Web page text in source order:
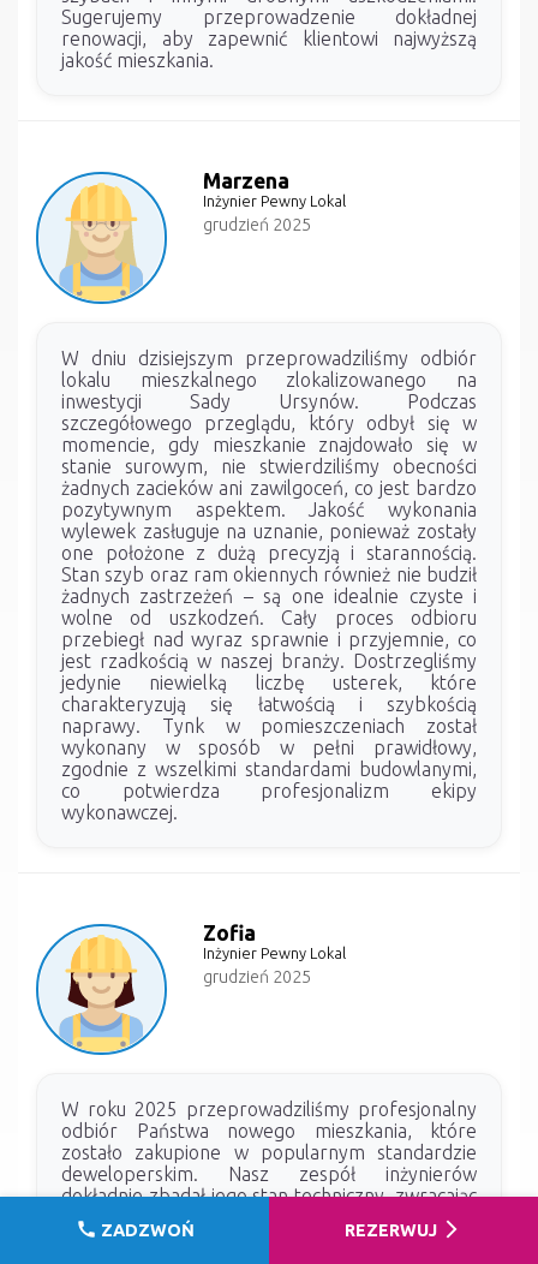
Sugerujemy przeprowadzenie dokładnej
renowacji, aby zapewnić klientowi najwyższą
jakość mieszkania.
Marzena
Inżynier Pewny Lokal
grudzień 2025
W dniu dzisiejszym przeprowadziliśmy odbiór
lokalu mieszkalnego zlokalizowanego na
inwestycji Sady Ursynów. Podczas
szczegółowego przeglądu, który odbył się w
momencie, gdy mieszkanie znajdowało się w
stanie surowym, nie stwierdziliśmy obecności
żadnych zacieków ani zawilgoceń, co jest bardzo
pozytywnym aspektem. Jakość wykonania
wylewek zasługuje na uznanie, ponieważ zostały
one położone z dużą precyzją i starannością.
Stan szyb oraz ram okiennych również nie budził
żadnych zastrzeżeń – są one idealnie czyste i
wolne od uszkodzeń. Cały proces odbioru
przebiegł nad wyraz sprawnie i przyjemnie, co
jest rzadkością w naszej branży. Dostrzegliśmy
jedynie niewielką liczbę usterek, które
charakteryzują się łatwością i szybkością
naprawy. Tynk w pomieszczeniach został
wykonany w sposób w pełni prawidłowy,
zgodnie z wszelkimi standardami budowlanymi,
co potwierdza profesjonalizm ekipy
wykonawczej.
Zofia
Inżynier Pewny Lokal
grudzień 2025
W roku 2025 przeprowadziliśmy profesjonalny
odbiór Państwa nowego mieszkania, które
zostało zakupione w popularnym standardzie
deweloperskim. Nasz zespół inżynierów
dokładnie zbadał jego stan techniczny, zwracając
szczególną uwagę na potencjalne problemy,
takie jak zawilgocenia. Na szczęście, dzięki
call ZADZWOŃ REZERWUJ arrow_forward_ios